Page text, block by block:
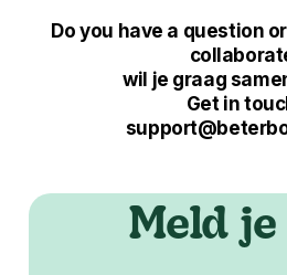
Do you have a question
wil je graag
Get in
Meld